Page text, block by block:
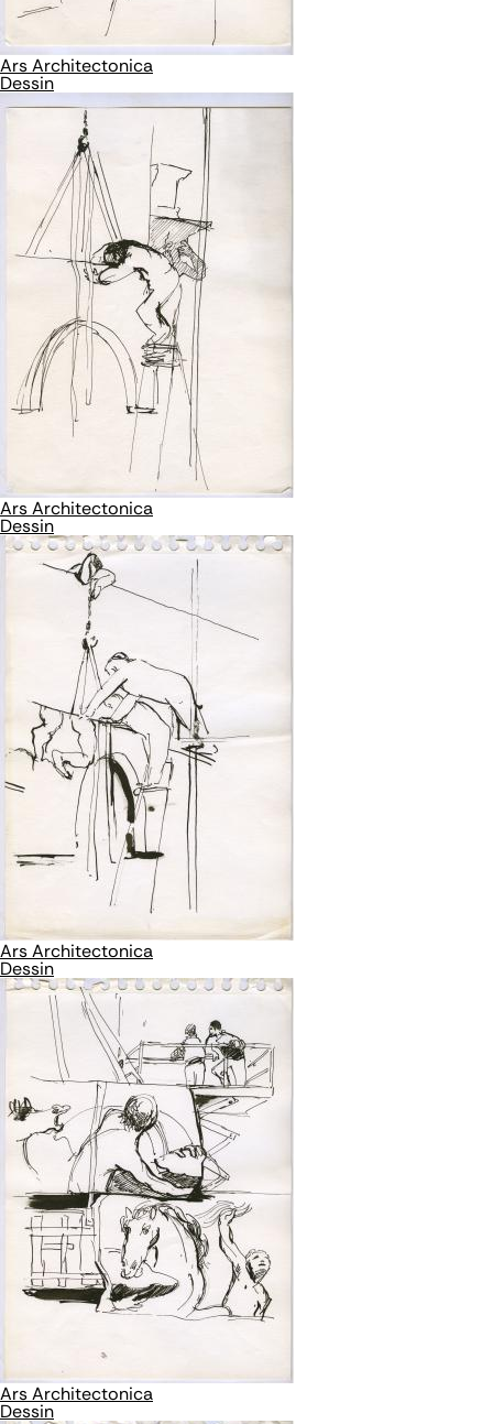
Ars Architectonica
Dessin
Ars Architectonica
Dessin
Ars Architectonica
Dessin
Ars Architectonica
Dessin